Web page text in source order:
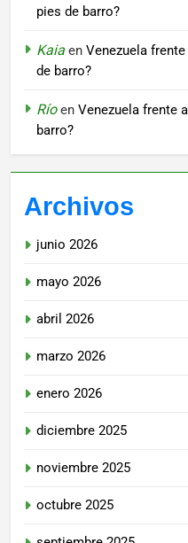
pies de barro?
Kaia en Venezuela
de barro?
Ríoen Venezuela frente
barro?
Archivos
junio 2026
mayo 2026
abril 2026
marzo 2026
enero 2026
diciembre 2025
noviembre 2025
octubre 2025